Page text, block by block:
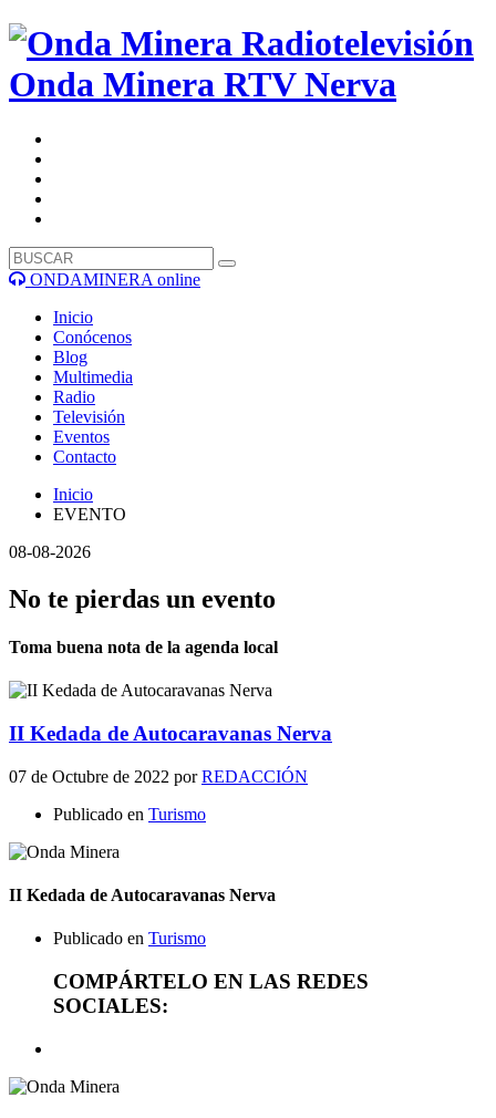
Onda Minera RTVNerva
ONDAMINERA online
Inicio
Conócenos
Blog
Multimedia
Radio
Televisión
Eventos
Contacto
Inicio
EVENTO
08-08-2026
No te pierdas un evento
Toma buena nota de la agenda local
II Kedada de Autocaravanas Nerva
07 de Octubre de 2022 porREDACCIÓN
Publicado en Turismo
II Kedada de Autocaravanas Nerva
Publicado en Turismo
COMPÁRTELO EN LAS REDES
SOCIALES: